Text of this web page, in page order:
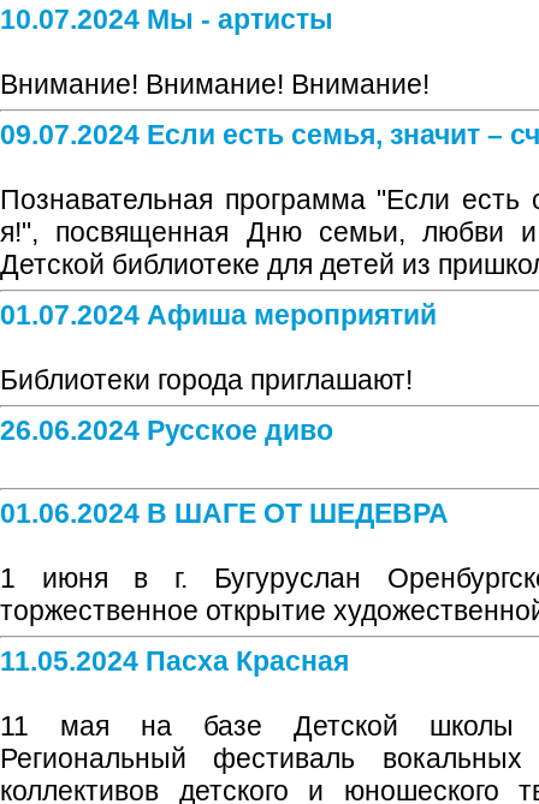
10.07.2024 Мы - артисты
Внимание! Внимание! Внимание!
09.07.2024 Если есть семья, значит –
Познавательная программа "Если есть
я!", посвященная Дню семьи, любви и
Детской библиотеке для детей из
01.07.2024 Афиша мероприятий
Библиотеки города приглашают!
26.06.2024 Русское диво
01.06.2024 В ШАГЕ ОТ ШЕДЕВРА
1 июня в г. Бугуруслан
торжественное открытие
11.05.2024 Пасха Красная
11 мая на базе Детской школы
Региональный фестиваль
коллективов детского и юношеского